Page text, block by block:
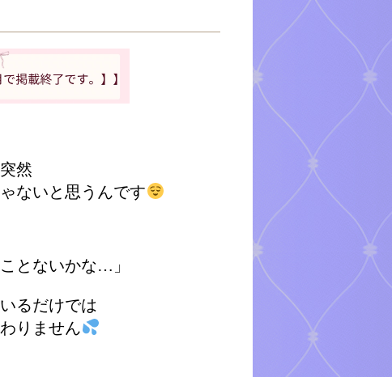
然
ないと思うんです
とないかな…」
るだけでは
りません